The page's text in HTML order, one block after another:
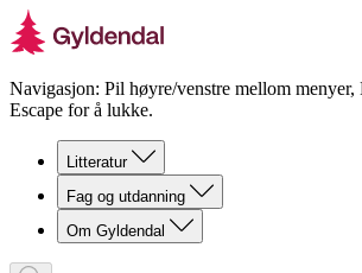
Navigasjon: Pil høyre/venstre mellom menyer,
Escape for å lukke.
Litteratur
Fag og utdanning
Om Gyldendal